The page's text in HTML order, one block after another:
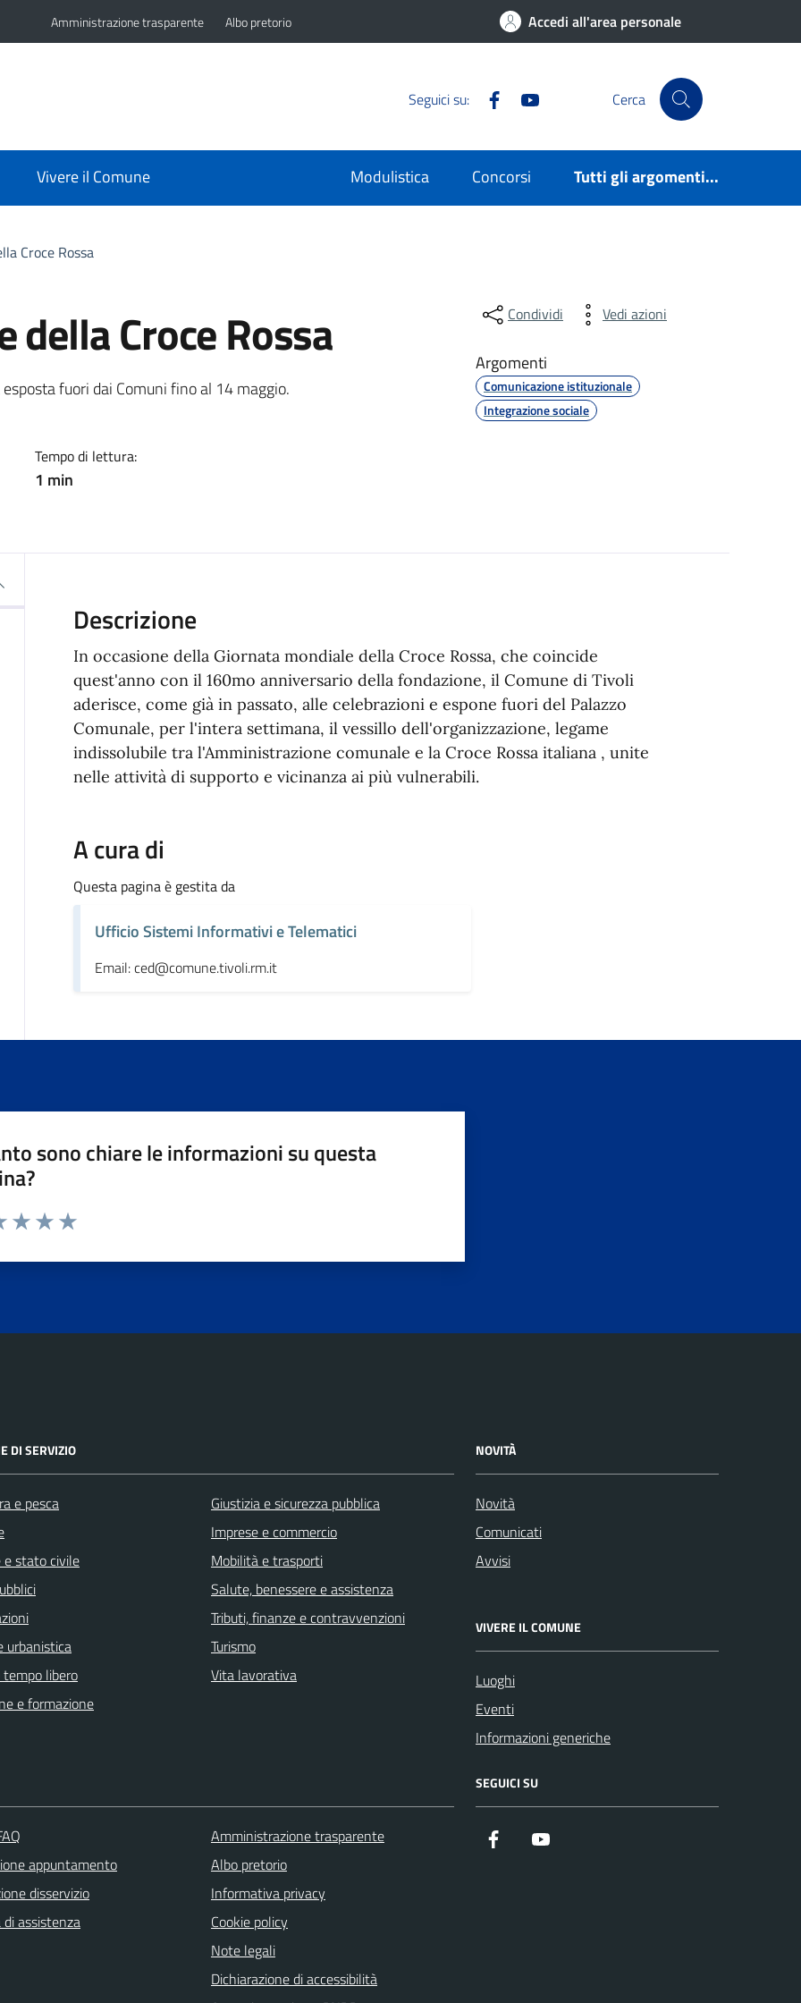
Amministrazione trasparente Albo pretorio Accedi all'area personale
Seguici su: Facebook Cerca
Vivere il Comune Modulistica Concorsi Tutti gli argomenti...
Croce Rossa
Croce Rossa
fuori dai Comuni fino al 14 maggio.
Tempo di lettura:
1 min
Condividi Vedi azioni
Argomenti
Comunicazione istituzionale
Integrazione sociale
Descrizione
In occasione della Giornata mondiale della Croce Rossa, che coincide
quest'anno con il 160mo anniversario della fondazione, il Comune di Tivoli
aderisce, come già in passato, alle celebrazioni e espone fuori del Palazzo
Comunale, per l'intera settimana, il vessillo dell'organizzazione, legame
indissolubile tra l'Amministrazione comunale e la Croce Rossa italiana , unite
nelle attività di supporto e vicinanza ai più vulnerabili.
A cura di
Questa pagina è gestita da
Ufficio Sistemi Informativi e Telematici
Email: ced@comune.tivoli.rm.it
sono chiare le informazioni su questa
1 a 5 stelle la pagina
DI SERVIZIO
e pesca
e stato civile
urbanistica
libero
e formazione
Giustizia e sicurezza pubblica
Imprese e commercio
Mobilità e trasporti
Salute, benessere e assistenza
Tributi, finanze e contravvenzioni
Turismo
Vita lavorativa
NOVITÀ
Novità
Comunicati
Avvisi
VIVERE IL COMUNE
Luoghi
Eventi
Informazioni generiche
appuntamento
disservizio
assistenza
Amministrazione trasparente
Albo pretorio
Informativa privacy
Cookie policy
Note legali
Dichiarazione di accessibilità
SEGUICI SU
Facebook